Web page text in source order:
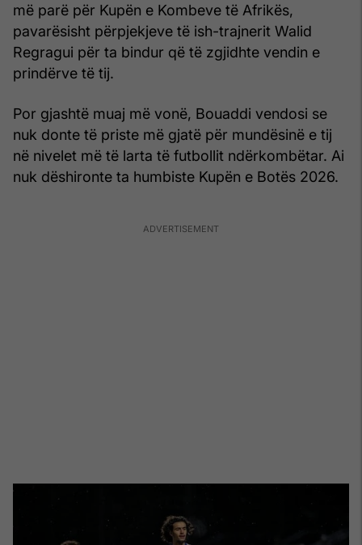
më parë për Kupën e Kombeve të Afrikës,
pavarësisht përpjekjeve të ish-trajnerit Walid
Regragui për ta bindur që të zgjidhte vendin e
prindërve të tij.
Por gjashtë muaj më vonë, Bouaddi vendosi se
nuk donte të priste më gjatë për mundësinë e tij
në nivelet më të larta të futbollit ndërkombëtar. Ai
nuk dëshironte ta humbiste Kupën e Botës 2026.